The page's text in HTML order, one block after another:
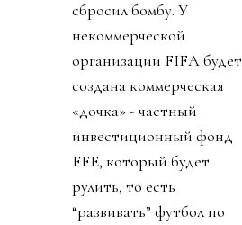
сбросил бомбу. У
некоммерческой
организации FIFA будет
создана коммерческая
«дочка» - частный
инвестиционный фонд
FFE, который будет
рулить, то есть
“развивать” футбол по